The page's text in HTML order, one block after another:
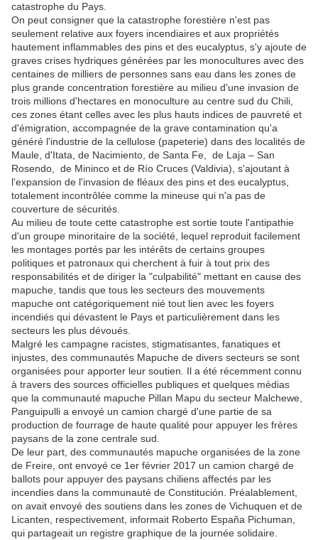
catastrophe du Pays.
On peut consigner que la catastrophe forestière n'est pas
seulement relative aux foyers incendiaires et aux propriétés
hautement inflammables des pins et des eucalyptus, s'y ajoute de
graves crises hydriques générées par les monocultures avec des
centaines de milliers de personnes sans eau dans les zones de
plus grande concentration forestière au milieu d'une invasion de
trois millions d'hectares en monoculture au centre sud du Chili,
ces zones étant celles avec les plus hauts indices de pauvreté et
d'émigration, accompagnée de la grave contamination qu'a
généré l'industrie de la cellulose (papeterie) dans des localités de
Maule, d'Itata, de Nacimiento, de Santa Fe, de Laja – San
Rosendo, de Mininco et de Río Cruces (Valdivia), s'ajoutant à
l'expansion de l'invasion de fléaux des pins et des eucalyptus,
totalement incontrôlée comme la mineuse qui n'a pas de
couverture de sécurités.
Au milieu de toute cette catastrophe est sortie toute l'antipathie
d'un groupe minoritaire de la société, lequel reproduit facilement
les montages portés par les intérêts de certains groupes
politiques et patronaux qui cherchent à fuir à tout prix des
responsabilités et de diriger la "culpabilité" mettant en cause des
mapuche, tandis que tous les secteurs des mouvements
mapuche ont catégoriquement nié tout lien avec les foyers
incendiés qui dévastent le Pays et particulièrement dans les
secteurs les plus dévoués.
Malgré les campagne racistes, stigmatisantes, fanatiques et
injustes, des communautés Mapuche de divers secteurs se sont
organisées pour apporter leur soutien. Il a été récemment connu
à travers des sources officielles publiques et quelques médias
que la communauté mapuche Pillan Mapu du secteur Malchewe,
Panguipulli a envoyé un camion chargé d'une partie de sa
production de fourrage de haute qualité pour appuyer les frères
paysans de la zone centrale sud.
De leur part, des communautés mapuche organisées de la zone
de Freire, ont envoyé ce 1er février 2017 un camion chargé de
ballots pour appuyer des paysans chiliens affectés par les
incendies dans la communauté de Constitución. Préalablement,
on avait envoyé des soutiens dans les zones de Vichuquen et de
Licanten, respectivement, informait Roberto España Pichuman,
qui partageait un registre graphique de la journée solidaire.